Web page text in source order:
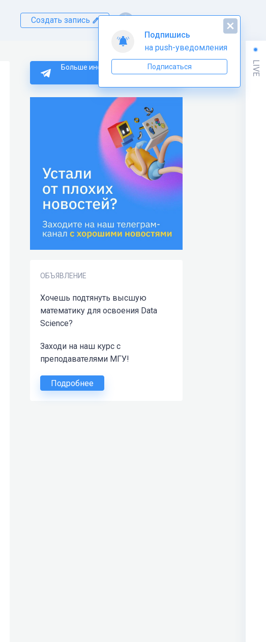
Создать запись
Больше информации по Python
ОБЪЯВЛЕНИЕ
Хочешь подтянуть высшую
математику для освоения Data
Science?
Заходи на наш курс с
преподавателями МГУ!
Подробнее
LIVE
Подпишись
на push-уведомления
Подписаться